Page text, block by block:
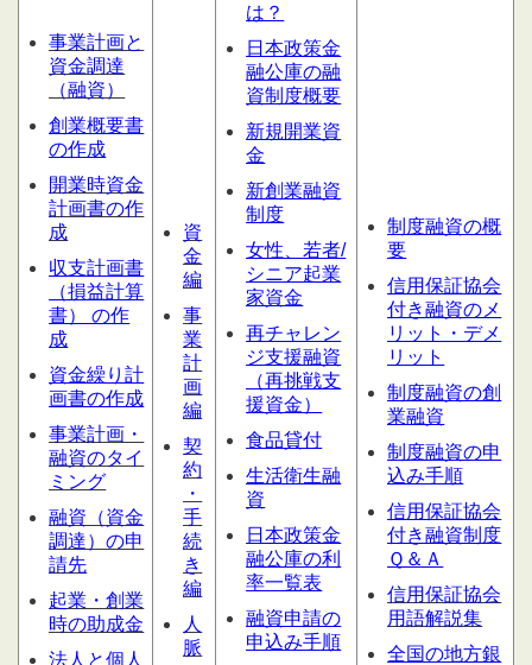
事業計画と
資金調達
（融資）
創業概要書
の作成
開業時資金
計画書の作
成
収支計画書
（損益計算
書） の作
成
資金繰り計
画書の作成
事業計画・
融資のタイ
ミング
融資（資金
調達）の申
請先
起業・創業
時の助成金
法人と個人
資
金
編
事
業
計
画
編
契
約
・
手
続
き
編
人
脈
は？
日本政策金
融公庫の融
資制度概要
新規開業資
金
新創業融資
制度
女性、若者/
シニア起業
家資金
再チャレン
ジ支援融資
（再挑戦支
援資金）
食品貸付
生活衛生融
資
日本政策金
融公庫の利
率一覧表
融資申請の
申込み手順
制度融資の概
要
信用保証協会
付き融資のメ
リット・デメ
リット
制度融資の創
業融資
制度融資の申
込み手順
信用保証協会
付き融資制度
Ｑ＆Ａ
信用保証協会
用語解説集
全国の地方銀